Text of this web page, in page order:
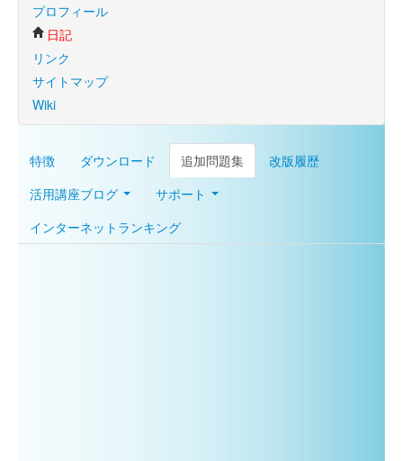
プロフィール
日記
リンク
サイトマップ
Wiki
特徴 ダウンロード 追加問題集
改版履歴
活用講座ブログ
サポート
インターネットランキング